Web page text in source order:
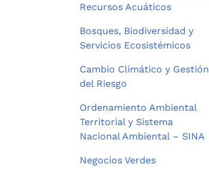
Recursos Acuáticos
Bosques, Biodiversidad y
Servicios Ecosistémicos
Cambio Climático y Gestión
del Riesgo
Ordenamiento Ambiental
Territorial y Sistema
Nacional Ambiental – SINA
Negocios Verdes